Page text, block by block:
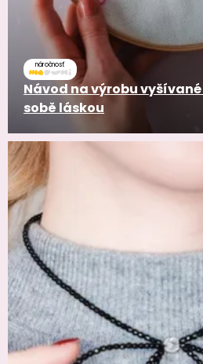
náročnosť
Návod na výrobu
sobě láskou